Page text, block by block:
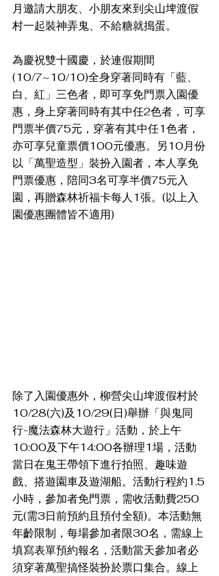
月邀請大朋友、小朋友來到尖山埤渡假
村一起裝神弄鬼、不給糖就搗蛋。
為慶祝雙十國慶，於連假期間
(10/7~10/10)全身穿著同時有「藍、
白、紅」三色者，即可享免門票入園優
惠，身上穿著同時有其中任2色者，可享
門票半價75元，穿著有其中任1色者，
亦可享兒童票價100元優惠。另10月份
以「萬聖造型」裝扮入園者，本人享免
門票優惠，陪同3名可享半價75元入
園，再贈森林祈福卡每人1張。(以上入
園優惠團體皆不適用)
除了入園優惠外，柳營尖山埤渡假村於
10/28(六)及10/29(日)舉辦「與鬼同
行-魔法森林大遊行」活動，於上午
10:00及下午14:00各辦理1場，活動
當日在鬼王帶領下進行拍照、趣味遊
戲、搭遊園車及遊湖船。活動行程約1.5
小時，參加者免門票，需收活動費250
元(需3日前預約且預付全額)。本活動無
年齡限制，每場參加者限30名，需線上
填寫表單預約報名，活動當天參加者必
須穿著萬聖搞怪裝扮於票口集合。線上